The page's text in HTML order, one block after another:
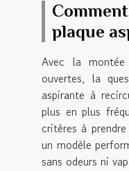
plaque
Avec la
ouvertes, la
aspirante à
plus en plus
critères à
un modèle
sans odeurs ni